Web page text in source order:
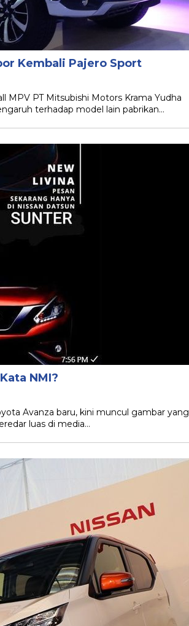
Kembali Pajero Sport
MPV PT Mitsubishi Motors Krama Yudha
terhadap model lain pabrikan…
NMI?
Avanza baru, kini muncul gambar yang
luas di media…